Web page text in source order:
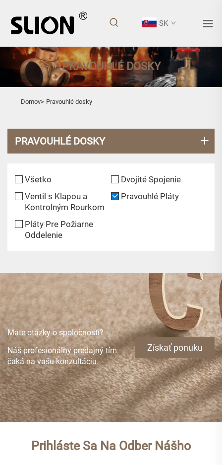
SK
PRAVOUHLÉ DOSKY
Domov> Pravouhlé dosky
PRAVOUHLÉ DOSKY
Všetko
Dvojité Spojenie
Ventil s Klapou a
Kontrolným Rourkom
Pravouhlé Pláty
Pláty Pre Požiarne
Oddelenie
Máte otázky o spoločnosti?
Náš profesionálny predajný tím
čaká na vašu konzultáciu.
Získať ponuku
Prihláste Sa Na Odber Nášho